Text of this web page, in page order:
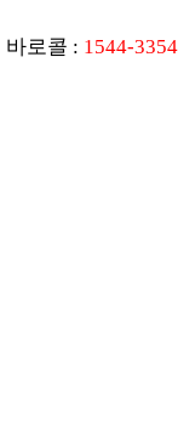
바로콜 : 1544-3354